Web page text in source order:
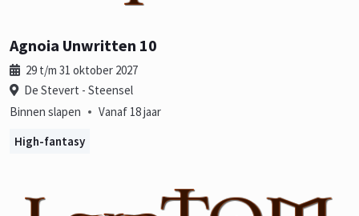
Agnoia Unwritten 10
29 t/m 31 oktober 2027
De Stevert - Steensel
Binnen slapen • Vanaf 18 jaar
High-fantasy